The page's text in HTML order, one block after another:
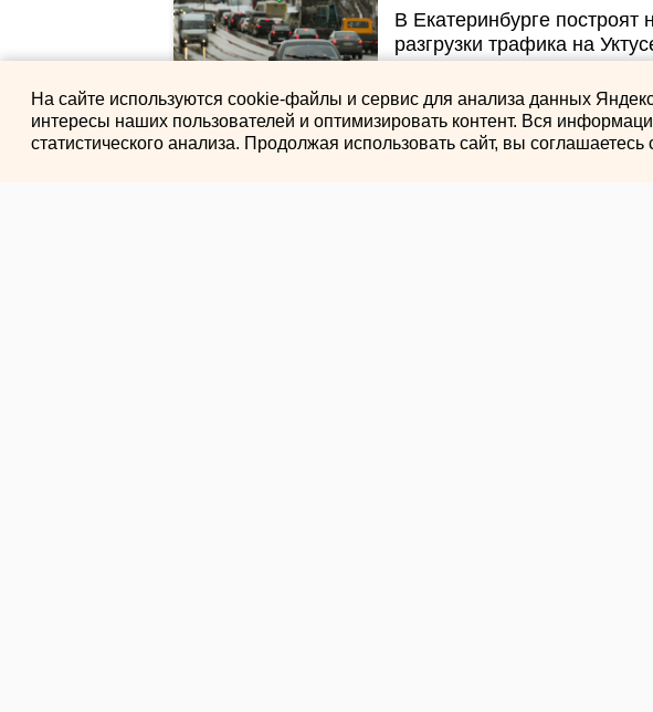
В Екатеринбурге построят
разгрузки трафика на
На сайте используются cookie-файлы и сервис для анализа данных
интересы наших пользователей и оптимизировать контент. Вся
статистического анализа. Продолжая использовать сайт, вы соглашаетесь